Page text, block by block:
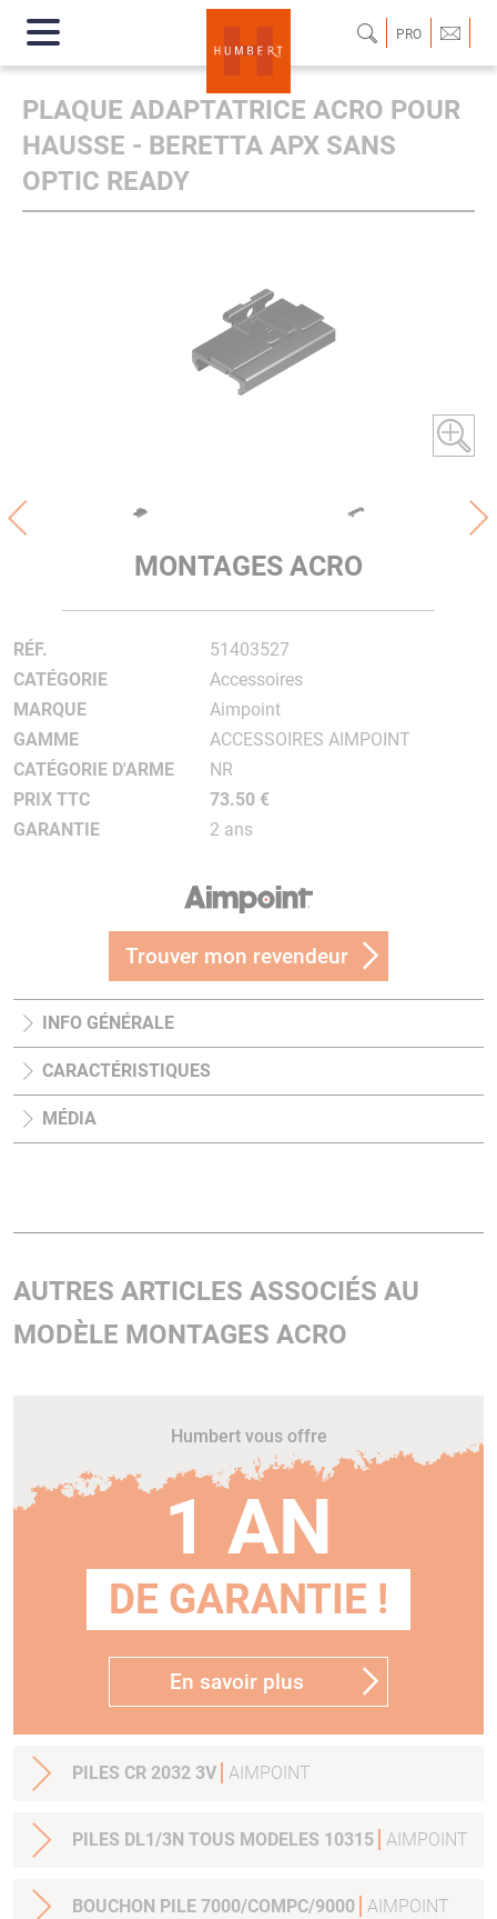
PRO
PLAQUE ADAPTATRICE ACRO POUR
HAUSSE - BERETTA APX SANS
OPTIC READY
MONTAGES ACRO
RÉF.
51403527
CATÉGORIE
Accessoires
MARQUE
Aimpoint
GAMME
ACCESSOIRES AIMPOINT
CATÉGORIE D'ARME
NR
PRIX TTC
73.50 €
GARANTIE
2 ans
Trouver mon revendeur
INFO GÉNÉRALE
CARACTÉRISTIQUES
MÉDIA
AUTRES ARTICLES ASSOCIÉS AU
MODÈLE MONTAGES ACRO
Humbert vous offre
1 AN
DE GARANTIE !
En savoir plus
PILES CR 2032 3V AIMPOINT
PILES DL1/3N TOUS MODELES 10315 AIMPOINT
BOUCHON PILE 7000/COMPC/9000 AIMPOINT